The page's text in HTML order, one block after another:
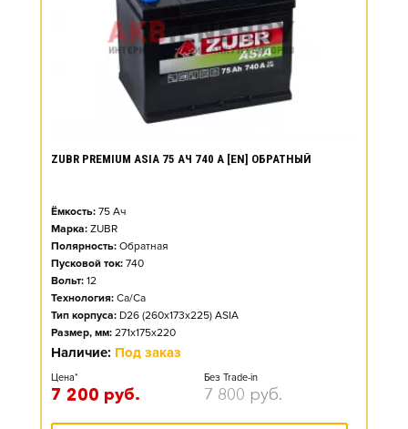
ZUBR PREMIUM ASIA 75 АЧ 740 А [EN] ОБРАТНЫЙ
Ёмкость: 75 Ач
Марка: ZUBR
Полярность: Обратная
Пусковой ток: 740
Вольт: 12
Технология: Ca/Ca
Тип корпуса: D26 (260x173x225) ASIA
Размер, мм: 271x175x220
Наличие: Под заказ
Цена*
7 200 руб.
Без Trade-in
7 800 руб.